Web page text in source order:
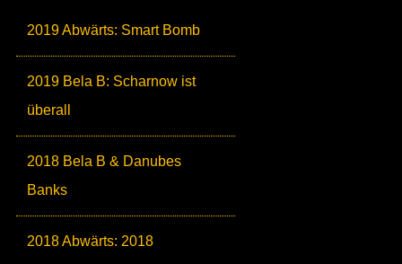
2019 Abwärts: Smart Bomb
2019 Bela B: Scharnow ist
überall
2018 Bela B & Danubes
Banks
2018 Abwärts: 2018